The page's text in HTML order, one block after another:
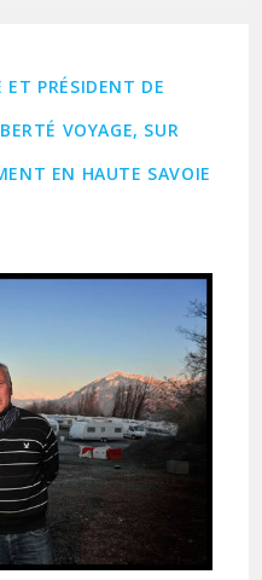
PRÉSIDENT DE
VOYAGE, SUR
EN HAUTE SAVOIE